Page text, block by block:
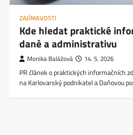
ZAJÍMAVOSTI
Kde hledat praktické
daně a administrativu
Monika Balážová 14. 5. 2026
PR článek o praktických informačních
na Karlovarský podnikatel a Daňovou